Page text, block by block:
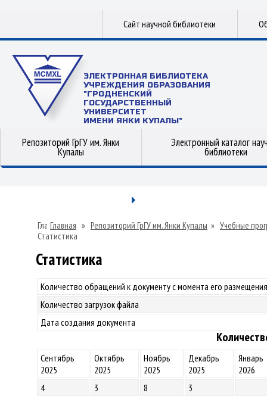
Сайт научной библиотеки
ЭЛЕКТРОННАЯ БИБЛИОТЕКА
УЧРЕЖДЕНИЯ ОБРАЗОВАНИЯ
"ГРОДНЕНСКИЙ
ГОСУДАРСТВЕННЫЙ
УНИВЕРСИТЕТ
ИМЕНИ ЯНКИ КУПАЛЫ"
Репозиторий ГрГУ им. Янки
Купалы
Электронный каталог
библиотеки
Главная » Репозиторий ГрГУ им. Янки Купалы » Учебные
Статистика
Статистика
Количество обращений к документу с момента его
Количество загрузок файла
Дата создания документа
Сентябрь
2025
Октябрь
2025
Ноябрь
2025
Декабрь
2025
Январь
2026
4
3 8 3